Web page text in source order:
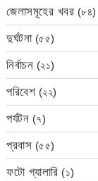
জেলাসমূহের খবর (৮৪)
দুর্ঘটনা(৫৫)
নির্বাচন (২১)
পরিবেশ (২২)
পর্যটন (৭)
প্রবাস (৫৫)
ফটো গ্যালারি (১)